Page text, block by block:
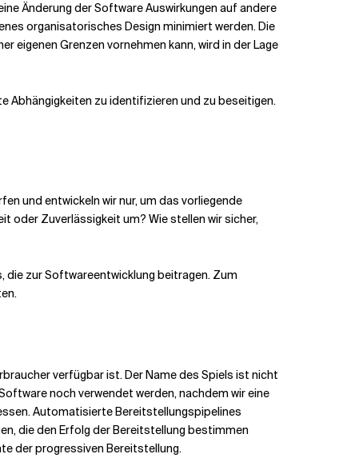
Änderung der Software Auswirkungen auf andere
organisatorisches Design minimiert werden. Die
eigenen Grenzen vornehmen kann, wird in der Lage
Abhängigkeiten zu identifizieren und zu beseitigen.
und entwickeln wir nur, um das vorliegende
oder Zuverlässigkeit um? Wie stellen wir sicher,
die zur Softwareentwicklung beitragen. Zum
verfügbar ist. Der Name des Spiels ist nicht
noch verwendet werden, nachdem wir eine
Automatisierte Bereitstellungspipelines
die den Erfolg der Bereitstellung bestimmen
der progressiven Bereitstellung.